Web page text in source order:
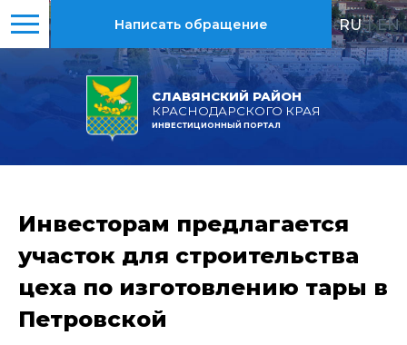
СЛАВЯНСКИЙ РАЙОН
КРАСНОДАРСКОГО КРАЯ
ИНВЕСТИЦИОННЫЙ ПОРТАЛ
Написать обращение RU | EN
Инвесторам предлагается
участок для строительства
цеха по изготовлению тары в
Петровской